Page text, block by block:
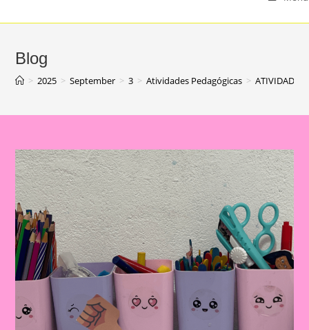
Blog
> 2025 > September > 3 > Atividades Pedagógicas > ATIVIDADE